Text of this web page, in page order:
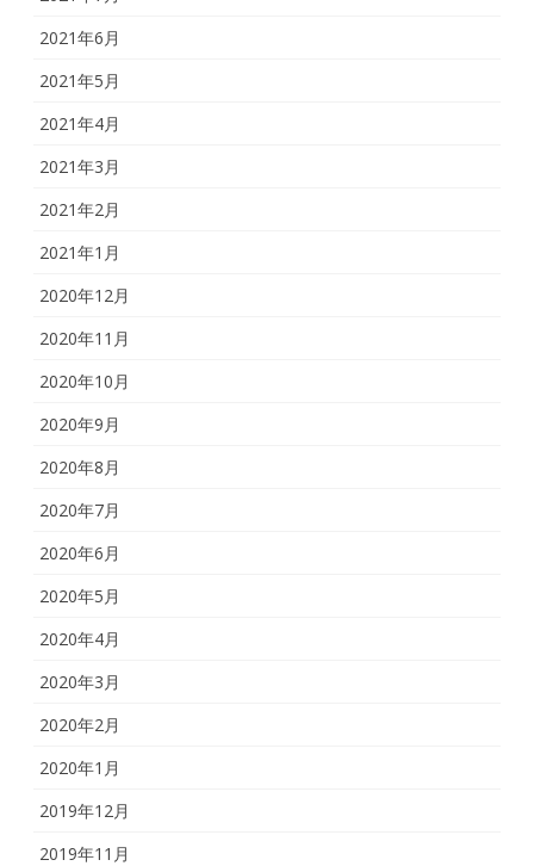
2021年6月
2021年5月
2021年4月
2021年3月
2021年2月
2021年1月
2020年12月
2020年11月
2020年10月
2020年9月
2020年8月
2020年7月
2020年6月
2020年5月
2020年4月
2020年3月
2020年2月
2020年1月
2019年12月
2019年11月